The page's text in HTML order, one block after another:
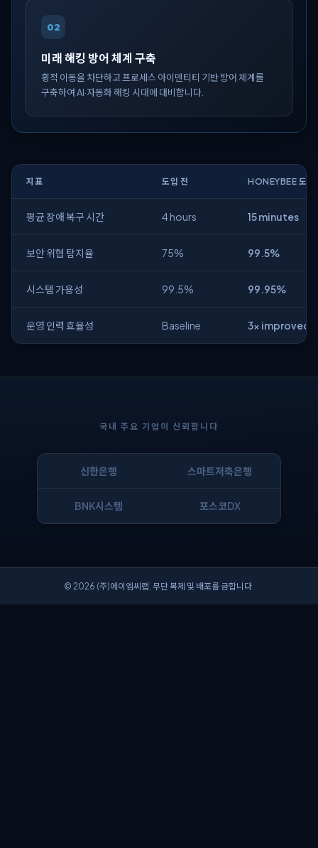
02
미래 해킹 방어 체계 구축
횡적 이동을 차단하고 프로세스 아이덴티티 기반 방어 체계를
구축하여 AI·자동화 해킹 시대에 대비합니다.
지표 도입 전 HONEYBEE 도입
평균 장애 복구 시간 4 hours 15 minutes
보안 위협 탐지율 75% 99.5%
시스템 가용성 99.5% 99.95%
운영 인력 효율성 Baseline 3× improved
국내 주요 기업이 신뢰합니다
신한은행 스마트저축은행
BNK시스템 포스코DX
© 2026 (주)에이엠씨랩. 무단 복제 및 배포를 금합니다.